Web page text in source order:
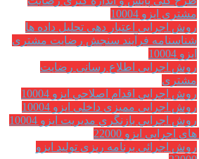
مشتری ایزو 10004
روش اجرایی اعتبار دهی تحلیل داده ها
شناسنامه فرآیند سنجش رضایت مشتری
ایزو 10004
روش اجرایی اطلاع رسانی رضایت
مشتری
روش اجرايي اقدام اصلاحي ایزو 10004
روش اجرایی ممیزی داخلی ایزو 10004
روش اجرايي بازنگري مديريت ایزو 10004
اجرایی ایزو 22000
روش اجرائی برنامه ريزی توليد ایزو